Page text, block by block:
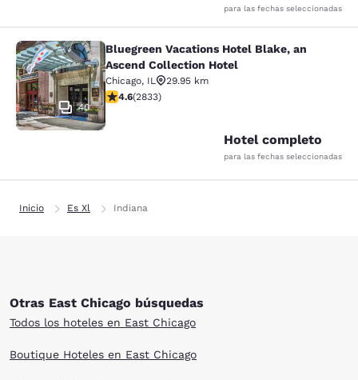
para las fechas seleccionadas
Bluegreen Vacations Hotel Blake,
40
Bluegreen Vacations Hotel Blake, an
Ascend Collection Hotel
Chicago, IL
29.95 km
calificación de 4.59 estrellas. Excelente. 2833 reseñas
4.6(2833)
Hotel completo
para las fechas seleccionadas
Inicio Es Xl Indiana
Otras East Chicago búsquedas
Todos los hoteles en East Chicago
Boutique Hoteles en East Chicago